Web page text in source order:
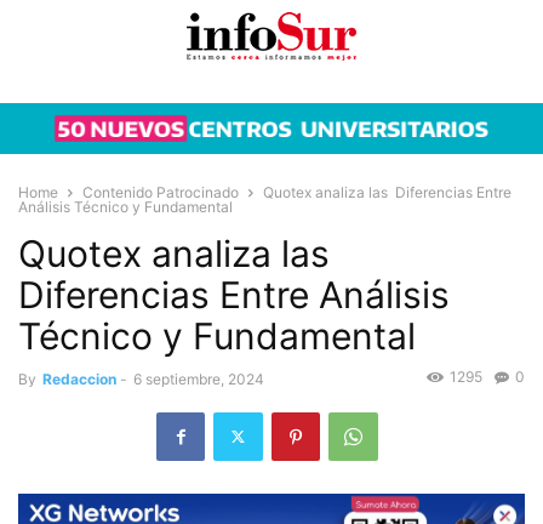
Home Contenido Patrocinado
Quotex analiza las Diferencias Entre
Análisis Técnico y Fundamental
Quotex analiza las
Diferencias Entre Análisis
Técnico y Fundamental
By Redaccion - 6 septiembre, 2024 0
1295